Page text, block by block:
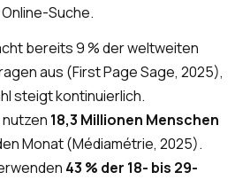
Suche.
bereits 9 % der weltweiten
aus (First Page Sage, 2025),
steigt kontinuierlich.
nutzen 18,3 Millionen Menschen
Monat (Médiamétrie, 2025).
43 % der 18- bis 29-